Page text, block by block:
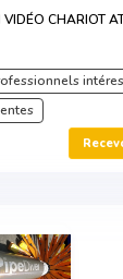
CHARIOT